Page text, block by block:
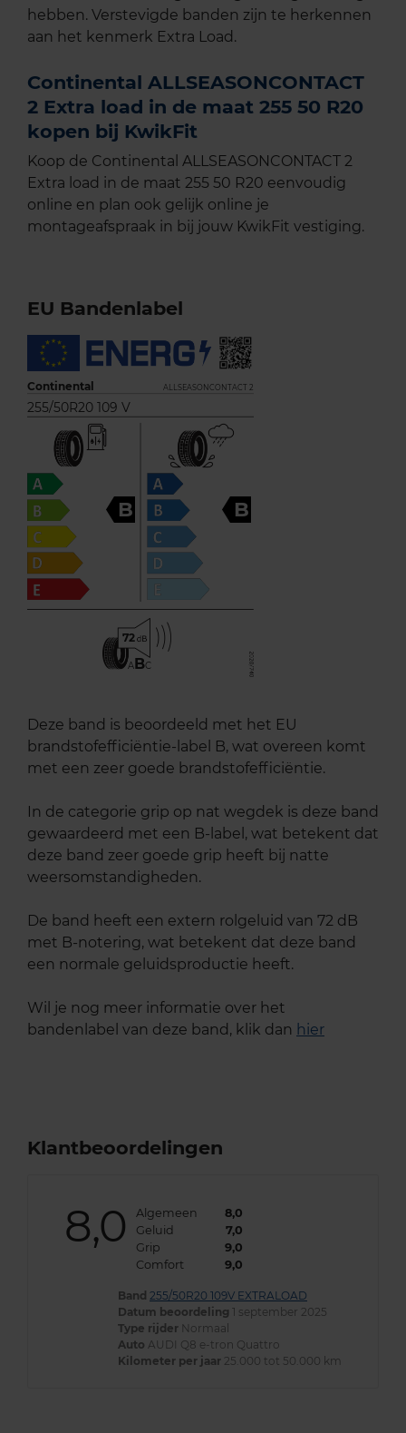
hebben. Verstevigde banden zijn te herkennen
aan het kenmerk Extra Load.
Continental ALLSEASONCONTACT
2 Extra load in de maat 255 50 R20
kopen bij KwikFit
Koop de Continental ALLSEASONCONTACT 2
Extra load in de maat 255 50 R20 eenvoudig
online en plan ook gelijk online je
montageafspraak in bij jouw KwikFit vestiging.
EU Bandenlabel
Continental ALLSEASONCONTACT 2
255/50R20 109 V
B B
72
ABC
Deze band is beoordeeld met het EU
brandstofefficiëntie-label B, wat overeen komt
met een zeer goede brandstofefficiëntie.
In de categorie grip op nat wegdek is deze band
gewaardeerd met een B-label, wat betekent dat
deze band zeer goede grip heeft bij natte
weersomstandigheden.
De band heeft een extern rolgeluid van 72 dB
met B-notering, wat betekent dat deze band
een normale geluidsproductie heeft.
Wil je nog meer informatie over het
bandenlabel van deze band, klik dan hier
Klantbeoordelingen
8,0 Algemeen
8,0
Geluid
7,0
Grip
9,0
Comfort
9,0
Band 255/50R20 109V EXTRALOAD
Datum beoordeling 1 september 2025
Type rijder Normaal
Auto AUDI Q8 e-tron Quattro
Kilometer per jaar 25.000 tot 50.000 km